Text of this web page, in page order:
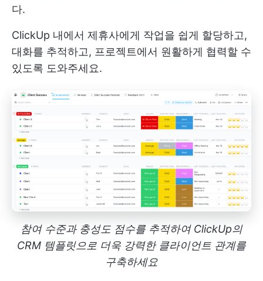
다.
ClickUp 내에서 제휴사에게 작업을 쉽게 할당하고,
대화를 추적하고, 프로젝트에서 원활하게 협력할 수
있도록 도와주세요.
참여 수준과 충성도 점수를 추적하여 ClickUp의
CRM 템플릿으로 더욱 강력한 클라이언트 관계를
구축하세요